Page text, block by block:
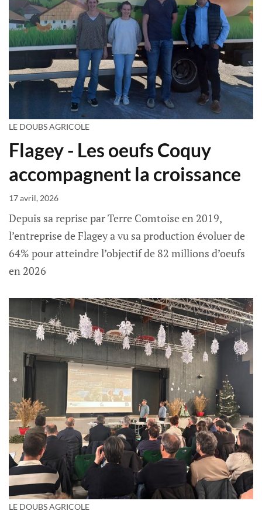
LE DOUBS AGRICOLE
Flagey - Les oeufs Coquy
accompagnent la croissance
17 avril, 2026
Depuis sa reprise par Terre Comtoise en 2019,
l’entreprise de Flagey a vu sa production évoluer de
64% pour atteindre l’objectif de 82 millions d’oeufs
en 2026
LE DOUBS AGRICOLE